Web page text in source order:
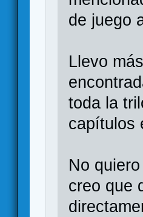
de juego
Llevo
toda la
capítulos
No
creo que